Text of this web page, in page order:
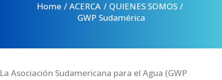
Home ACERCA
QUIENES SOMOS
GWP Sudamérica
La Asociación Sudamericana para el Agua (GWP